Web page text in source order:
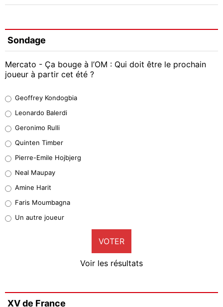
Sondage
Mercato - Ça bouge à l’OM : Qui doit être le prochain
joueur à partir cet été ?
38%
32%
5%
1%
9%
Faris Moumbagna
Geoffrey Kondogbia
Leonardo Balerdi
Geronimo Rulli
Quinten Timber
Pierre-Emile Hojbjerg
Neal Maupay
Amine Harit
Faris Moumbagna
Un autre joueur
VOTER
Voir les résultats
XV de France